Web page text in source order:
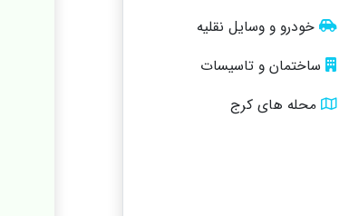
خودرو و وسایل نقلیه
ساختمان و تاسیسات
محله های کرج